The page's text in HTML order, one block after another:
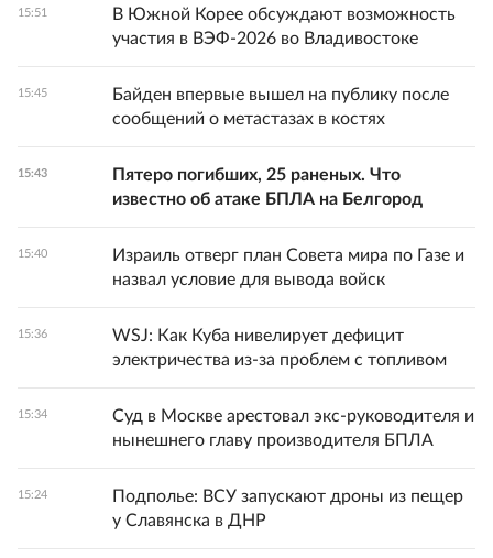
15:51
В Южной Корее обсуждают возможность
участия в ВЭФ-2026 во Владивостоке
15:45
Байден впервые вышел на публику после
сообщений о метастазах в костях
15:43
Пятеро погибших, 25 раненых. Что
известно об атаке БПЛА на Белгород
15:40
Израиль отверг план Совета мира по Газе и
назвал условие для вывода войск
15:36
WSJ: Как Куба нивелирует дефицит
электричества из-за проблем с топливом
15:34
Суд в Москве арестовал экс-руководителя и
нынешнего главу производителя БПЛА
15:24
Подполье: ВСУ запускают дроны из пещер
у Славянска в ДНР